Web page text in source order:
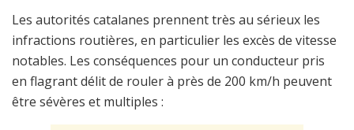
Les autorités catalanes prennent très au sérieux les
infractions routières, en particulier les excès de vitesse
notables. Les conséquences pour un conducteur pris
en flagrant délit de rouler à près de 200 km/h peuvent
être sévères et multiples :